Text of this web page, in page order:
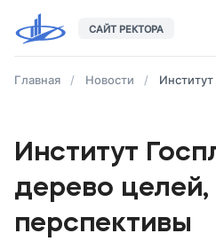
САЙТ РЕКТОРА
Контакты
Сайт МФЮА
Главная Новости Институт
Институт
дерево
перспективы